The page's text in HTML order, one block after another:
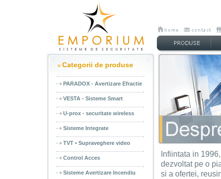
Categorii de produse
PARADOX - Avertizare Efractie
VESTA - Sisteme Smart
U-prox - securitate wireless
Sisteme Integrate
TVT • Supraveghere video
Control Acces
Sisteme Avertizare Incendiu
Infiintata in
dezvoltat pe o
si a ofertei,